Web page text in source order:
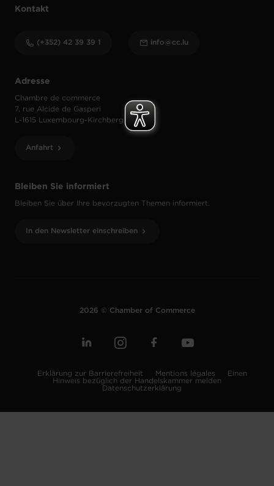
Bleiben Sie informiert
Bleiben Sie über Ihre bevorzugten Themen informiert.
In den Newsletter einschreiben
Adresse
Chambre de commerce
7, rue Alcide de Gasperi
L-1615 Luxembourg-Kirchberg
Anfahrt
Kontakt
(+352) 42 39 39 1 info@cc.lu
2026 © Chamber of Commerce
Erklärung zur Barrierefreiheit Mentions légales
Einen
Hinweis bezüglich der Handelskammer melden
Datenschutzerklärung